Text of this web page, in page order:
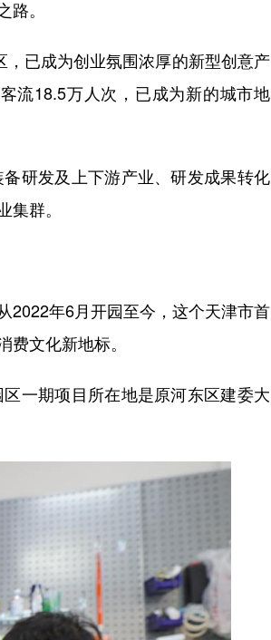
路。
已成为创业氛围浓厚的新型创意产
流18.5万人次，已成为新的城市地
研发及上下游产业、研发成果转化
集群。
年6月开园至今，这个天津市首
费文化新地标。
一期项目所在地是原河东区建委大